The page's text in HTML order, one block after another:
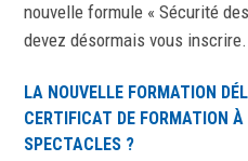
nouvelle formule « Sécurité
devez désormais vous inscrire.
LA NOUVELLE FORMATION
CERTIFICAT DE FORMATION
SPECTACLES ?